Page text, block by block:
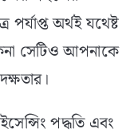
অর্থই যথেষ্ট
সেটিও আপনাকে
পদ্ধতি এবং